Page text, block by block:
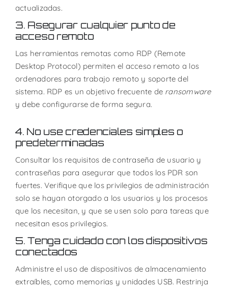
actualizadas.
3. Asegurar cualquier punto de
acceso remoto
Las herramientas remotas como RDP (Remote
Desktop Protocol) permiten el acceso remoto a los
ordenadores para trabajo remoto y soporte del
sistema. RDP es un objetivo frecuente de ransomware
y debe configurarse de forma segura.
4. No use credenciales simples o
predeterminadas
Consultar los requisitos de contraseña de usuario y
contraseñas para asegurar que todos los PDR son
fuertes. Verifique que los privilegios de administración
solo se hayan otorgado a los usuarios y los procesos
que los necesitan, y que se usen solo para tareas que
necesitan esos privilegios.
5. Tenga cuidado con los dispositivos
conectados
Administre el uso de dispositivos de almacenamiento
extraíbles, como memorias y unidades USB. Restrinja